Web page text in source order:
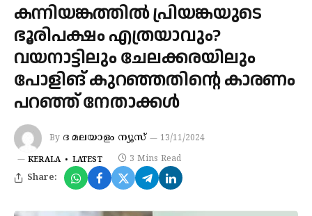
കന്നിയങ്കത്തിൽ പ്രിയങ്കയുടെ
ഭൂരിപക്ഷം എത്രയാവും?
വയനാട്ടിലും ചേലക്കരയിലും
പോളിങ് കുറഞ്ഞതിന്റെ കാരണം
പറഞ്ഞ് നേതാക്കൾ
By ദ മലയാളം ന്യൂസ്‌ 13/11/2024
KERALA LATEST 3 Mins Read
Share: